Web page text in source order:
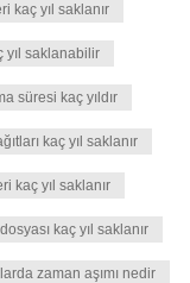
kaç yıl saklanır
yıl saklanabilir
süresi kaç yıldır
kaç yıl saklanır
kaç yıl saklanır
kaç yıl saklanır
zaman aşımı nedir